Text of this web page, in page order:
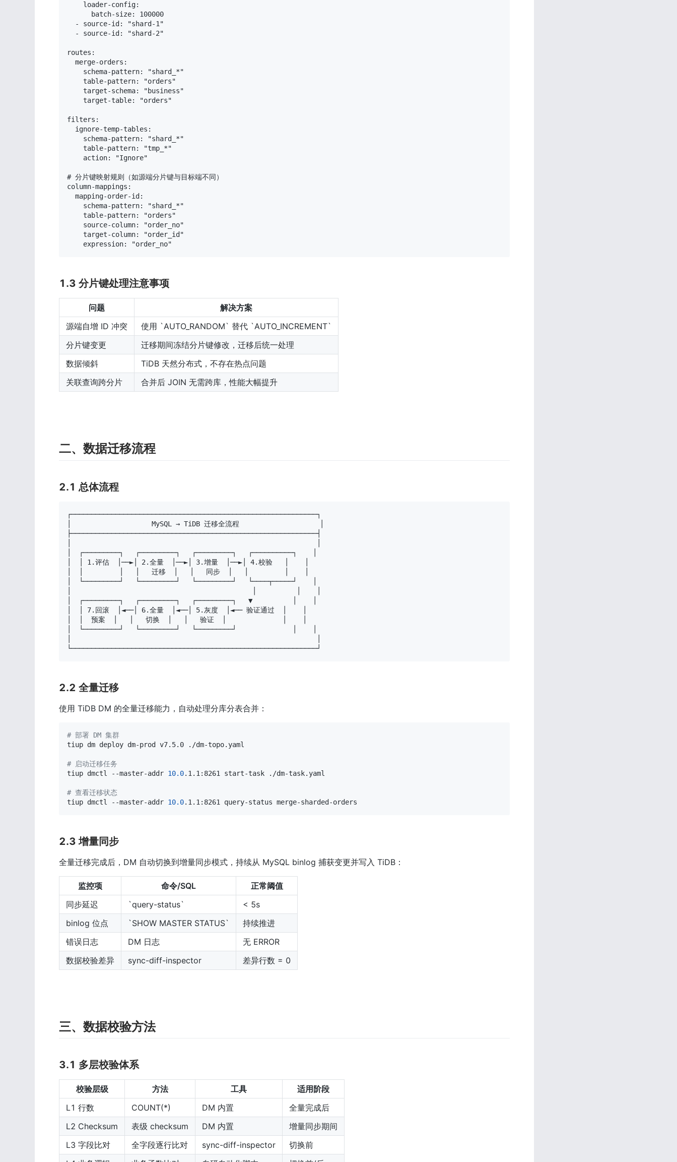
    loader-config:
      batch-size: 100000
  - source-id: "shard-1"
  - source-id: "shard-2"
routes:
  merge-orders:
    schema-pattern: "shard_*"
    table-pattern: "orders"
    target-schema: "business"
    target-table: "orders"
filters:
  ignore-temp-tables:
    schema-pattern: "shard_*"
    table-pattern: "tmp_*"
    action: "Ignore"
# 分片键映射规则（如源端分片键与目标端不同）
column-mappings:
  mapping-order-id:
    schema-pattern: "shard_*"
    table-pattern: "orders"
    source-column: "order_no"
    target-column: "order_id"
    expression: "order_no"
1.3 分片键处理注意事项
问题
解决方案
源端自增 ID 冲突
使用 `AUTO_RANDOM` 替代 `AUTO_INCREMENT`
分片键变更
迁移期间冻结分片键修改，迁移后统一处理
数据倾斜
TiDB 天然分布式，不存在热点问题
关联查询跨分片
合并后 JOIN 无需跨库，性能大幅提升
二、数据迁移流程
2.1 总体流程
┌─────────────────────────────────────────────────────────────┐
│                    MySQL → TiDB 迁移全流程                    │
├─────────────────────────────────────────────────────────────┤
│  ┌─────────┐   ┌─────────┐   ┌─────────┐   ┌──────────┐    │
│  │ 1.评估  │──►│ 2.全量  │──►│ 3.增量  │──►│ 4.校验   │    │
│  │         │   │   迁移  │   │   同步  │   │         │    │
│  └─────────┘   └─────────┘   └─────────┘   └────┬─────┘    │
│  ┌─────────┐   ┌─────────┐   ┌─────────┐   ▼          │    │
│  │ 7.回滚  │◄──│ 6.全量  │◄──│ 5.灰度  │◄── 验证通过  │    │
│  │  预案  │   │   切换  │   │   验证  │              │    │
│  └─────────┘   └─────────┘   └─────────┘              │    │
└─────────────────────────────────────────────────────────────┘
2.2 全量迁移
使用 TiDB DM 的全量迁移能力，自动处理分库分表合并：
# 部署 DM 集群
tiup dm deploy dm-prod v7.5.0 ./dm-topo.yaml
# 启动迁移任务
tiup dmctl --master-addr 10.0.1.1:8261 start-task ./dm-task.yaml
# 查看迁移状态
tiup dmctl --master-addr 10.0.1.1:8261 query-status merge-sharded-orders
2.3 增量同步
全量迁移完成后，DM 自动切换到增量同步模式，持续从 MySQL binlog 捕获变更并写入 TiDB：
监控项 命令/SQL
正常阈值
同步延迟
`query-status`
< 5s
binlog 位点
`SHOW MASTER STATUS`
持续推进
错误日志
DM 日志
无 ERROR
数据校验差异
sync-diff-inspector 差异行数 = 0
三、数据校验方法
3.1 多层校验体系
校验层级 方法 工具
适用阶段
L1 行数
COUNT(*) DM 内置
全量完成后
L2 Checksum
表级 checksum DM 内置
增量同步期间
L3 字段比对
全字段逐行比对 sync-diff-inspector
切换前